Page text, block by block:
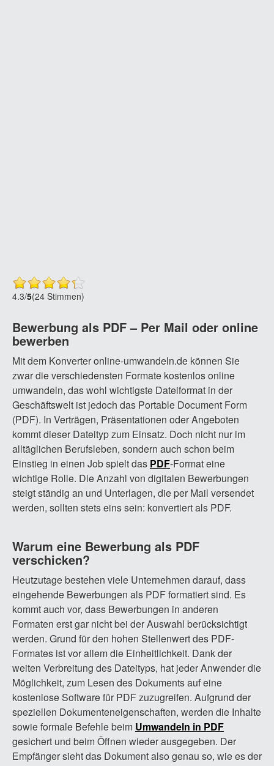
4.3/5(24 Stimmen)
Bewerbung als PDF – Per Mail oder online
bewerben
Mit dem Konverter online-umwandeln.de können Sie
zwar die verschiedensten Formate kostenlos online
umwandeln, das wohl wichtigste Dateiformat in der
Geschäftswelt ist jedoch das Portable Document Form
(PDF). In Verträgen, Präsentationen oder Angeboten
kommt dieser Dateityp zum Einsatz. Doch nicht nur im
alltäglichen Berufsleben, sondern auch schon beim
Einstieg in einen Job spielt das PDF-Format eine
wichtige Rolle. Die Anzahl von digitalen Bewerbungen
steigt ständig an und Unterlagen, die per Mail versendet
werden, sollten stets eins sein: konvertiert als PDF.
Warum eine Bewerbung als PDF
verschicken?
Heutzutage bestehen viele Unternehmen darauf, dass
eingehende Bewerbungen als PDF formatiert sind. Es
kommt auch vor, dass Bewerbungen in anderen
Formaten erst gar nicht bei der Auswahl berücksichtigt
werden. Grund für den hohen Stellenwert des PDF-
Formates ist vor allem die Einheitlichkeit. Dank der
weiten Verbreitung des Dateityps, hat jeder Anwender die
Möglichkeit, zum Lesen des Dokuments auf eine
kostenlose Software für PDF zuzugreifen. Aufgrund der
speziellen Dokumenteneigenschaften, werden die Inhalte
sowie formale Befehle beim Umwandeln in PDF
gesichert und beim Öffnen wieder ausgegeben. Der
Empfänger sieht das Dokument also genau so, wie es der